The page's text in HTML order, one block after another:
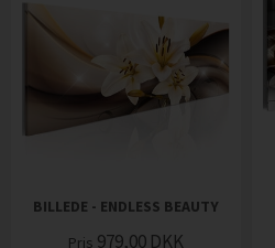
BILLEDE - ENDLESS BEAUTY
Pris 979,00 DKK